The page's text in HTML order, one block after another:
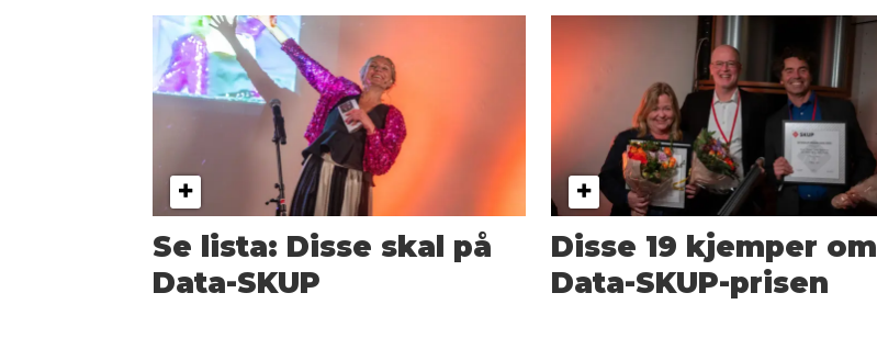
Se lista: Disse skal på
Data-SKUP
Disse 19 kjemper om
Data-SKUP-prisen